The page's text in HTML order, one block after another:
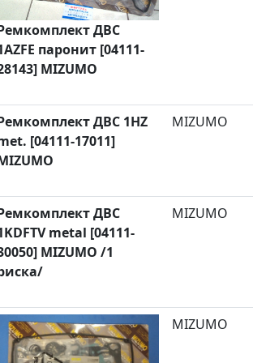
[66]
[480]
[1]
[54]
[6]
[13]
[2]
[1]
[14]
[10]
[212]
ДВС
паронит [04111-
MIZUMO
ДВС 1HZ
[04111-17011]
MIZUMO
ДВС
metal [04111-
MIZUMO /1
MIZUMO
MIZUMO